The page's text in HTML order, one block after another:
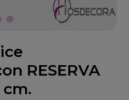
RESERVA
cm.